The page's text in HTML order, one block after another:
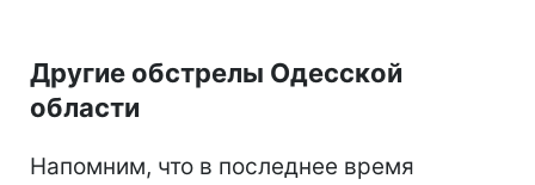
Другие обстрелы Одесской
области
Напомним, что в последнее время